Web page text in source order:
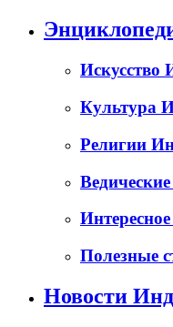
Искусство
Культура
Религии
Полезные
Новости